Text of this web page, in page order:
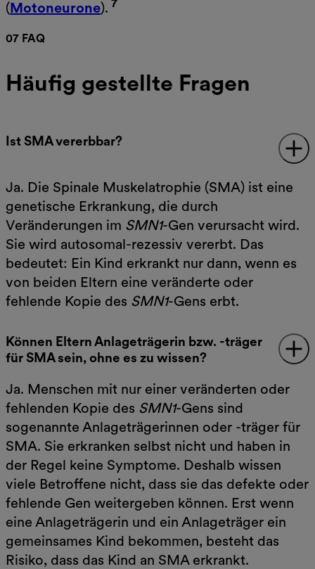
(Motoneurone).
07 FAQ
Häufig gestellte Fragen
Ist SMA vererbbar?
Ja. Die Spinale Muskelatrophie (SMA) ist eine
genetische Erkrankung, die durch
Veränderungen im SMN1-Gen verursacht wird.
Sie wird autosomal-rezessiv vererbt. Das
bedeutet: Ein Kind erkrankt nur dann, wenn es
von beiden Eltern eine veränderte oder
fehlende Kopie des SMN1-Gens erbt.
Können Eltern Anlageträgerin bzw. -träger
für SMA sein, ohne es zu wissen?
Ja. Menschen mit nur einer veränderten oder
fehlenden Kopie des SMN1-Gens sind
sogenannte Anlageträgerinnen oder -träger für
SMA. Sie erkranken selbst nicht und haben in
der Regel keine Symptome. Deshalb wissen
viele Betroffene nicht, dass sie das defekte oder
fehlende Gen weitergeben können. Erst wenn
eine Anlageträgerin und ein Anlageträger ein
gemeinsames Kind bekommen, besteht das
Risiko, dass das Kind an SMA erkrankt.